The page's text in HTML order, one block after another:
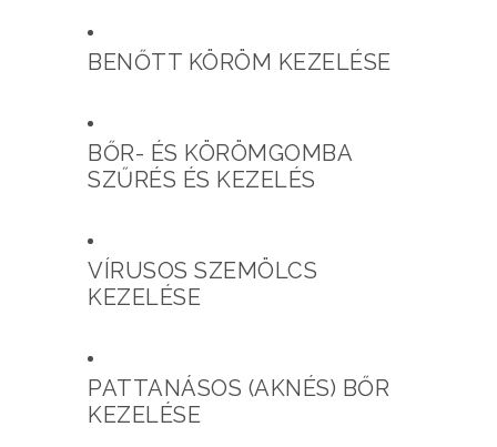
BENŐTT KÖRÖM KEZELÉSE
BŐR- ÉS KÖRÖMGOMBA
SZŰRÉS ÉS KEZELÉS
VÍRUSOS SZEMÖLCS
KEZELÉSE
PATTANÁSOS (AKNÉS) BŐR
KEZELÉSE